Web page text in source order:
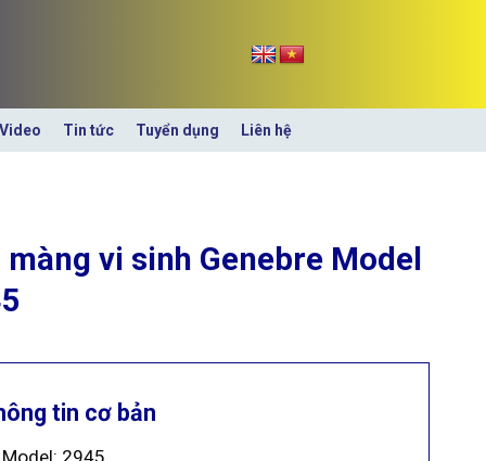
Video Tin tức Tuyển dụng Liên hệ
màng vi sinh Genebre Model
tin cơ bản